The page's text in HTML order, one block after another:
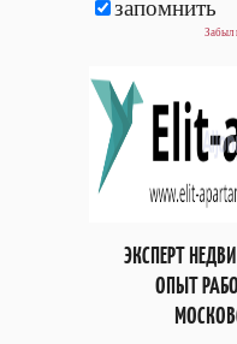
запомнить
Забыл
ЭКСПЕРТ
ОПЫТ